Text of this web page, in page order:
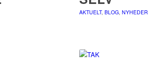
AKTUELT,BLOG ,NYHEDER